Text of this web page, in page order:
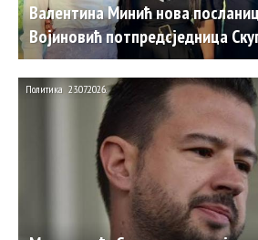
Валентина Минић нова
Војиновић потпредсједница
Политика 23.07.2026.